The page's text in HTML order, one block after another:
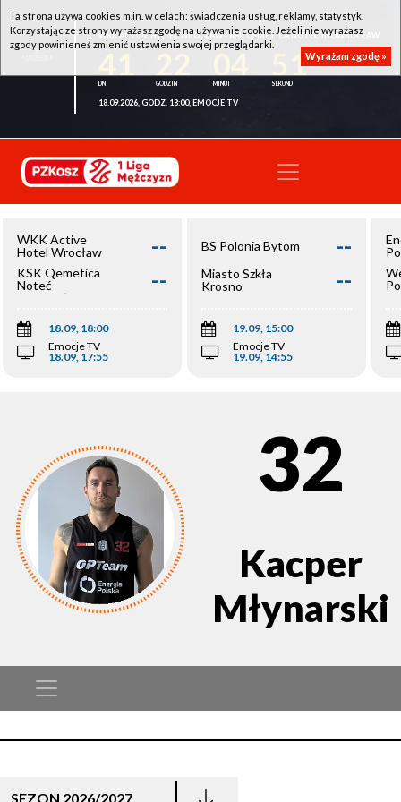
WKK ACTIVE HOTEL WROCŁAW - KSK QEMETICA NOTEĆ INOWROCŁAW
51
18.09.2026, GODZ. 18:00, EMOCJE TV
WKK Active
Hotel Wrocław
--
KSK Qemetica
Noteć
Inowrocław
--
18.09, 18:00
Emocje TV
18.09, 17:55
BS Polonia Bytom --
Miasto Szkła
Krosno
--
19.09, 15:00
Emocje TV
19.09, 14:55
32
Kacper
Młynarski
SEZON 2026/2027
Ta strona używa cookies m.in. w celach: świadczenia usług, reklamy, statystyk.
Korzystając ze strony wyrażasz zgodę na używanie cookie. Jeżeli nie wyrażasz
zgody powinieneś zmienić ustawienia swojej przeglądarki.
Wyrażam zgodę »